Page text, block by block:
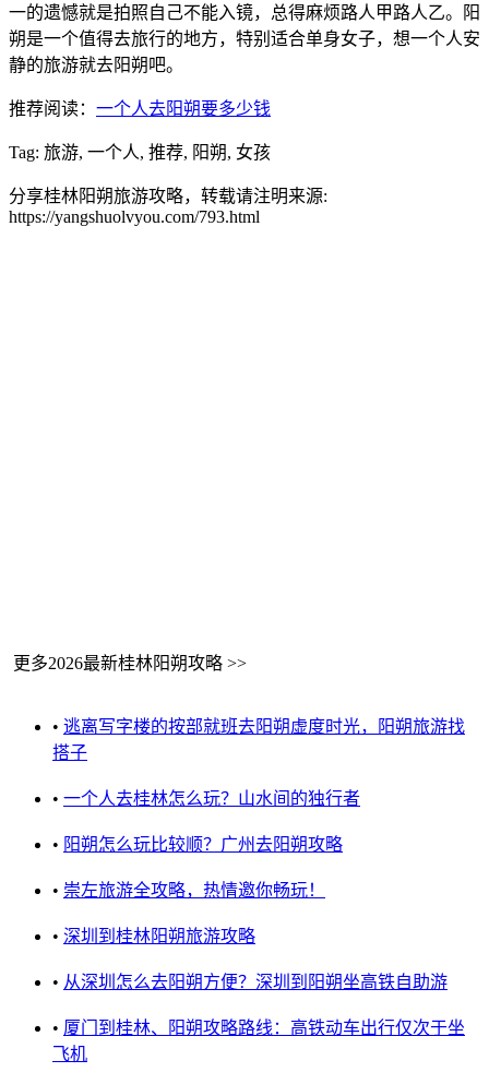
一的遗憾就是拍照自己不能入镜，总得麻烦路人甲路人乙。阳
朔是一个值得去旅行的地方，特别适合单身女子，想一个人安
静的旅游就去阳朔吧。
推荐阅读： 一个人去阳朔要多少钱
Tag: 旅游, 一个人, 推荐, 阳朔, 女孩
分享桂林阳朔旅游攻略，转载请注明来源:
https://yangshuolvyou.com/793.html
更多2026最新桂林阳朔攻略 >>
• 逃离写字楼的按部就班去阳朔虚度时光，阳朔旅游找
搭子
• 一个人去桂林怎么玩？山水间的独行者
• 阳朔怎么玩比较顺？广州去阳朔攻略
• 崇左旅游全攻略，热情邀你畅玩！
• 深圳到桂林阳朔旅游攻略
• 从深圳怎么去阳朔方便？深圳到阳朔坐高铁自助游
• 厦门到桂林、阳朔攻略路线：高铁动车出行仅次于坐
飞机